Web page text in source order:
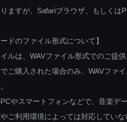
ますが、Safariブラウザ、もしくは
ードのファイル形式について】
ルは、WAVファイル形式でのご提供
ご購入された場合のみ、WAVファ
やスマートフォンなどで、音楽デ
ご利用環境によっては対応していな